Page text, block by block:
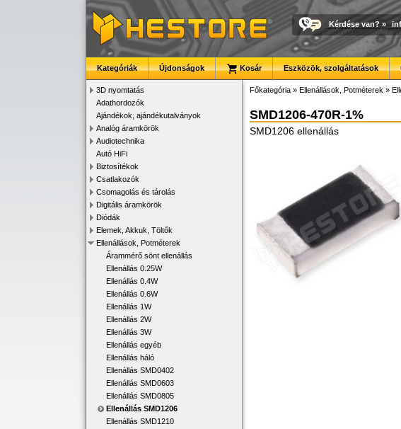
Kérdése van? »
Kategóriák Újdonságok Kosár Eszközök, szolgáltatások
3D nyomtatás
Adathordozók
Ajándékok, ajándékutalványok
Analóg áramkörök
Audiotechnika
Autó HiFi
Biztosítékok
Csatlakozók
Csomagolás és tárolás
Digitális áramkörök
Diódák
Elemek, Akkuk, Töltők
Ellenállások, Potméterek
Árammérő sönt ellenállás
Ellenállás 0.25W
Ellenállás 0.4W
Ellenállás 0.6W
Ellenállás 1W
Ellenállás 2W
Ellenállás 3W
Ellenállás egyéb
Ellenállás háló
Ellenállás SMD0402
Ellenállás SMD0603
Ellenállás SMD0805
Ellenállás SMD1206
Ellenállás SMD1210
Főkategória » Ellenállások, Potméterek »
SMD1206-470R-1%
SMD1206 ellenállás